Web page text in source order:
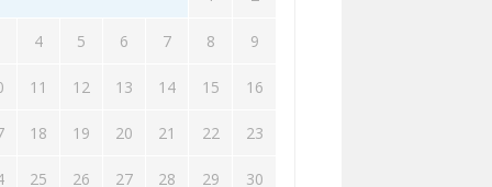
4 5 6 7 8 9
11 12 13 14 15 16
18 19 20 21 22 23
25 26 27 28 29 30